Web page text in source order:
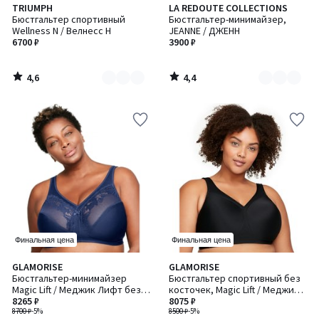
TRIUMPH
Бюстгальтер спортивный
Wellness N / Велнесс Н
6700 ₽
4,6
/ 5
Количество
цветов:
2
4,6
/
LA REDOUTE COLLECTIONS
Бюстгальтер-минимайзер,
JEANNE / ДЖЕНН
3900 ₽
4,4
/ 5
Количество
цветов:
2
4,4
/
Финальная цена
GLAMORISE
Бюстгальтер-минимайзер
Magic Lift / Меджик Лифт без
косточек
8700 ₽-5%
8265 ₽
4,4
/ 5
Количество
цветов:
2
Финальная цена
GLAMORISE
Бюстгальтер спортивный без
косточек, Magic Lift / Меджик
Лифт
8500 ₽-5%
8075 ₽
4,1
/ 5